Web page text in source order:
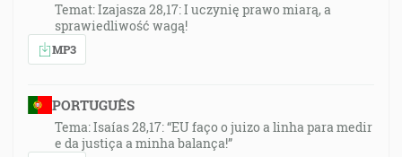
Temat: Izajasza 28,17: I uczynię prawo miarą, a
sprawiedliwość wagą!
MP3
PORTUGUÊS
Tema: Isaías 28,17: “EU faço o juizo a linha para medir
e da justiça a minha balança!”